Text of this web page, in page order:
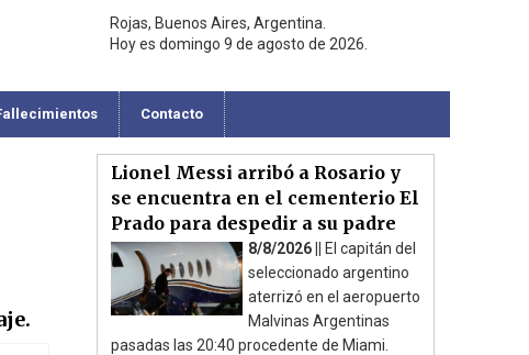
Rojas, Buenos Aires, Argentina.
Hoy es domingo 9 de agosto de 2026.
Contacto
Lionel Messi arribó a Rosario y
se encuentra en el cementerio El
Prado para despedir a su padre
8/8/2026 ||
El capitán del
seleccionado argentino
aterrizó en el aeropuerto
Malvinas Argentinas
pasadas las 20:40 procedente de Miami.